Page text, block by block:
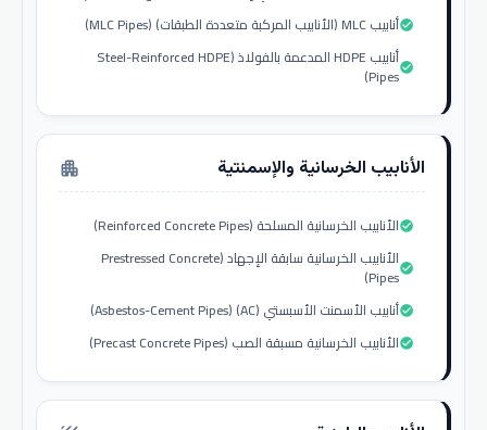
أنابيب MLC (الأنابيب المركبة متعددة الطبقات) (MLC Pipes)check_circle
أنابيب HDPE المدعمة بالفولاذ (Steel-Reinforced HDPE
Pipes)check_circle
الأنابيب الخرسانية والإسمنتية apartment
الأنابيب الخرسانية المسلحة (Reinforced Concrete Pipes)check_circle
الأنابيب الخرسانية سابقة الإجهاد (Prestressed Concrete
Pipes)check_circle
أنابيب الأسمنت الأسبستي (AC) (Asbestos-Cement Pipes)check_circle
الأنابيب الخرسانية مسبقة الصب (Precast Concrete Pipes)check_circle